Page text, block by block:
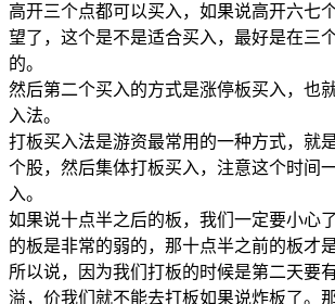
高开三个点都可以买入，如果说高开六七
望了，这个是不是适合买入，最好是在三
的。
然后第二个买入的方式是涨停板买入，也
入法。
打板买入法是游资最常用的一种方式，就
个股，然后集体打板买入，注意这个时间
入。
如果说十点半之后的板，我们一定要小心
的板是非常的弱的，那十点半之前的板才
所以说，因为我们打板的时候是第二天要
溢，价我们就不能去打板如果说炸板了。